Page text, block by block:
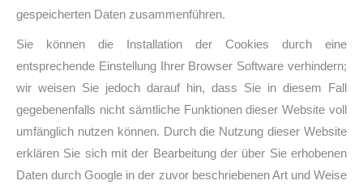
gespeicherten Daten zusammenführen.
Sie können die Installation der Cookies durch eine
entsprechende Einstellung Ihrer Browser Software verhindern;
wir weisen Sie jedoch darauf hin, dass Sie in diesem Fall
gegebenenfalls nicht sämtliche Funktionen dieser Website voll
umfänglich nutzen können. Durch die Nutzung dieser Website
erklären Sie sich mit der Bearbeitung der über Sie erhobenen
Daten durch Google in der zuvor beschriebenen Art und Weise